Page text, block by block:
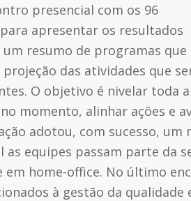
presencial com os 96
apresentar os resultados
resumo de programas que
das atividades que
O objetivo é nivelar toda
momento, alinhar ações e
adotou, com sucesso, um
equipes passam parte da
em home-office. No último
à gestão da